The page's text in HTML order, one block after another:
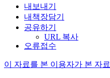
내보내기
내책장담기
공유하기
URL 복사
오류접수
이 자료를 본 이용자가 본 자료